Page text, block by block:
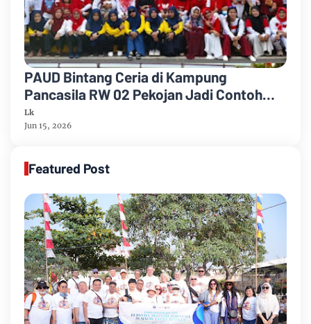
PAUD Bintang Ceria di Kampung
Pancasila RW 02 Pekojan Jadi Contoh
Keberagaman dan Toleransi Sejak Dini
Lk
Jun 15, 2026
Featured Post